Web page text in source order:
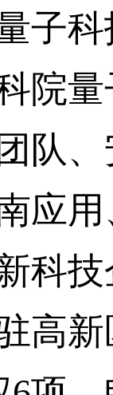
科
院
队
应
科
高